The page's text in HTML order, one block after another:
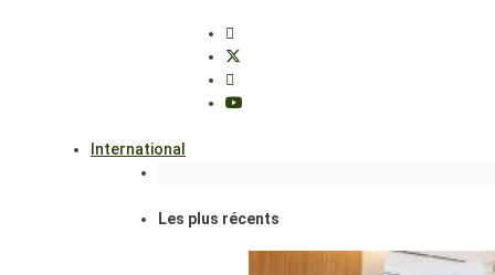
International
Les plus récents